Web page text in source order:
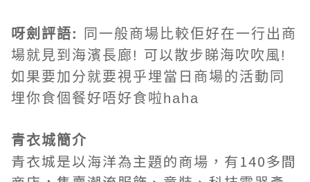
呀劍評語:
同一般商場比較佢好在一行出商
場就見到海濱長廊! 可以散步睇海吹吹風!
如果要加分就要視乎埋當日商場的活動同
埋你食個餐好唔好食啦haha
青衣城簡介
青衣城是以海洋為主題的商場，有140多間